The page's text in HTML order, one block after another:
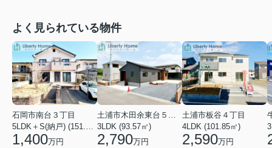
よく見られている物件
石岡市南台３丁目
1,400万円
3LDK (93.57㎡)
2,790万円
土浦市板谷４丁目
4LDK (101.85㎡)
2,590万円